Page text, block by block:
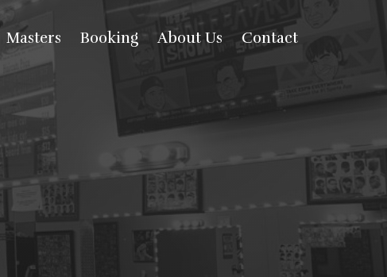
Masters Booking About Us Contact